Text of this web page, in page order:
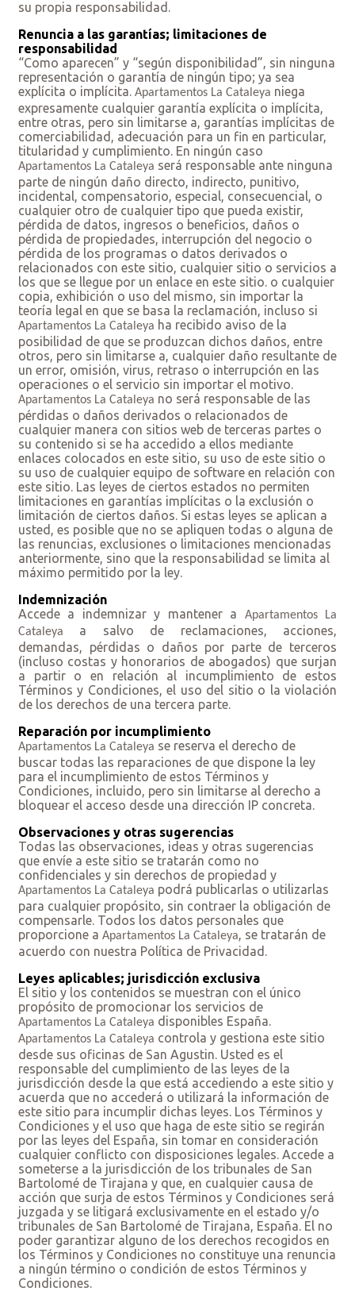
su propia responsabilidad.
Renuncia a las garantías; limitaciones de
responsabilidad
“Como aparecen” y “según disponibilidad”, sin ninguna
representación o garantía de ningún tipo; ya sea
explícita o implícita. Apartamentos La Cataleya niega
expresamente cualquier garantía explícita o implícita,
entre otras, pero sin limitarse a, garantías implícitas de
comerciabilidad, adecuación para un fin en particular,
titularidad y cumplimiento. En ningún caso
Apartamentos La Cataleya será responsable ante ninguna
parte de ningún daño directo, indirecto, punitivo,
incidental, compensatorio, especial, consecuencial, o
cualquier otro de cualquier tipo que pueda existir,
pérdida de datos, ingresos o beneficios, daños o
pérdida de propiedades, interrupción del negocio o
pérdida de los programas o datos derivados o
relacionados con este sitio, cualquier sitio o servicios a
los que se llegue por un enlace en este sitio. o cualquier
copia, exhibición o uso del mismo, sin importar la
teoría legal en que se basa la reclamación, incluso si
Apartamentos La Cataleya ha recibido aviso de la
posibilidad de que se produzcan dichos daños, entre
otros, pero sin limitarse a, cualquier daño resultante de
un error, omisión, virus, retraso o interrupción en las
operaciones o el servicio sin importar el motivo.
Apartamentos La Cataleya no será responsable de las
pérdidas o daños derivados o relacionados de
cualquier manera con sitios web de terceras partes o
su contenido si se ha accedido a ellos mediante
enlaces colocados en este sitio, su uso de este sitio o
su uso de cualquier equipo de software en relación con
este sitio. Las leyes de ciertos estados no permiten
limitaciones en garantías implícitas o la exclusión o
limitación de ciertos daños. Si estas leyes se aplican a
usted, es posible que no se apliquen todas o alguna de
las renuncias, exclusiones o limitaciones mencionadas
anteriormente, sino que la responsabilidad se limita al
máximo permitido por la ley.
Indemnización
Accede a indemnizar y mantener a Apartamentos La
Cataleya
a salvo de reclamaciones, acciones,
demandas, pérdidas o daños por parte de terceros
(incluso costas y honorarios de abogados) que surjan
a partir o en relación al incumplimiento de estos
Términos y Condiciones, el uso del sitio o la violación
de los derechos de una tercera parte.
Reparación por incumplimiento
Apartamentos La Cataleya se reserva el derecho de
buscar todas las reparaciones de que dispone la ley
para el incumplimiento de estos Términos y
Condiciones, incluido, pero sin limitarse al derecho a
bloquear el acceso desde una dirección IP concreta.
Observaciones y otras sugerencias
Todas las observaciones, ideas y otras sugerencias
que envíe a este sitio se tratarán como no
confidenciales y sin derechos de propiedad y
Apartamentos La Cataleya podrá publicarlas o utilizarlas
para cualquier propósito, sin contraer la obligación de
compensarle. Todos los datos personales que
proporcione a Apartamentos La Cataleya, se tratarán de
acuerdo con nuestra Política de Privacidad.
Leyes aplicables; jurisdicción exclusiva
El sitio y los contenidos se muestran con el único
propósito de promocionar los servicios de
Apartamentos La Cataleya disponibles España.
Apartamentos La Cataleya controla y gestiona este sitio
desde sus oficinas de San Agustin. Usted es el
responsable del cumplimiento de las leyes de la
jurisdicción desde la que está accediendo a este sitio y
acuerda que no accederá o utilizará la información de
este sitio para incumplir dichas leyes. Los Términos y
Condiciones y el uso que haga de este sitio se regirán
por las leyes del España, sin tomar en consideración
cualquier conflicto con disposiciones legales. Accede a
someterse a la jurisdicción de los tribunales de San
Bartolomé de Tirajana y que, en cualquier causa de
acción que surja de estos Términos y Condiciones será
juzgada y se litigará exclusivamente en el estado y/o
tribunales de San Bartolomé de Tirajana, España. El no
poder garantizar alguno de los derechos recogidos en
los Términos y Condiciones no constituye una renuncia
a ningún término o condición de estos Términos y
Condiciones.